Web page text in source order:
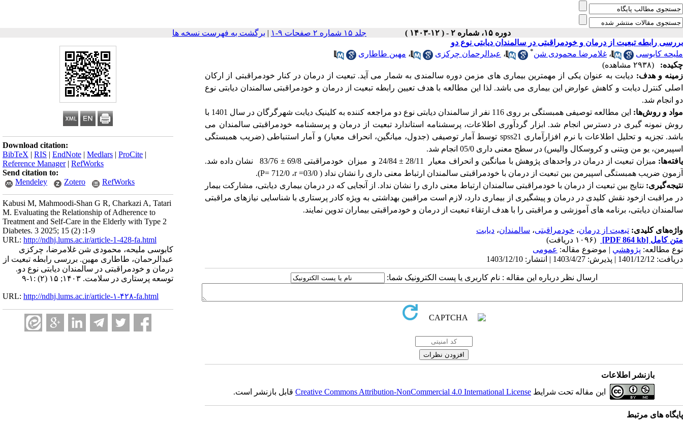
دوره ۱۵، شماره ۲ - ( ۱۲-۱۴۰۳ ) جلد ۱۵ شماره ۲ صفحات ۹-۱ | برگشت به فهرست نسخه ها
Download citation:
BibTeX | RIS | EndNote | Medlars | ProCite |
Reference Manager| RefWorks
Send citation to:
Mendeley
Zotero RefWorks
Kabusi M, Mahmoodi-Shan G R, Charkazi A, Tatari
M. Evaluating the Relationship of Adherence to
Treatment and Self-Care in the Elderly with Type 2
Diabetes. 3 2025; 15 (2) :1-9
URL: http://ndhj.lums.ac.ir/article-1-428-fa.html
کابوسی ملیحه، محمودی شن غلامرضا، چرکزی
عبدالرحمان، طاطاری مهین. بررسی رابطه تبعیت از
درمان و خودمراقبتی در سالمندان دیابتی نوع دو.
توسعه پرستاری در سلامت. ۱۴۰۳; ۱۵ (۲) :۱-۹
URL: http://ndhj.lums.ac.ir/article-۱-۴۲۸-fa.html
بررسی رابطه تبعیت از درمان و خودمراقبتی در سالمندان دیابتی نوع دو
ملیحه کابوسی
، غلامرضا محمودی شن* ، عبدالرحمان چرکزی ، مهین طاطاری
چکیده:
(۲۹۳۸ مشاهده)
زمینه و هدف: دیابت به عنوان یکی از مهمترین بیماری های مزمن دوره سالمندی به شمار می آید. تبعیت از درمان در کنار خودمراقبتی از ارکان
اصلی کنترل دیابت و کاهش عوارض این بیماری می باشد. لذا این مطالعه با هدف تعیین رابطه تبعیت از درمان و خودمراقبتی سالمندان دیابتی نوع
دو انجام شد.
مواد و روش‌ها: این مطالعه توصیفی همبستگی بر روی
116 نفر از سالمندان دیابتی نوع دو مراجعه کننده به کلینیک دیابت شهرگرگان در سال 1401 با
روش نمونه گیری در دسترس انجام شد. ابزار گردآوری اطلاعات، پرسشنامه استاندارد تبعیت از درمان و پرسشنامه خودمراقبتی سالمندان می
باشد. تجزیه و تحلیل اطلاعات با نرم افزارآماری spss21 توسط آمار توصیفی (جدول، میانگین، انحراف معیار) و آمار استنباطی (ضریب همبستگی
اسپیرمن، یو من ویتنی و کروسکال والیس) در سطح معنی داری 05/0 انجام شد.
یافته‌ها: میزان تبعیت از درمان در واحدهای پژوهش با میانگین و انحراف معیار 28/11 ± 24/84 و میزان خودمراقبتی 69/8 ±
83/76 نشان داده شد.
آزمون ضریب همبستگی اسپیرمن بین تبعیت از درمان با خودمراقبتی سالمندان ارتباط معنی داری را نشان نداد ( 03/0
r =، 712/0 P=
).
نتیجه‌گیری: نتایج بین تبعیت از درمان با خودمراقبتی سالمندان ارتباط معنی داری را نشان نداد. از آنجایی که در درمان بیماری دیابتی، مشارکت بیمار
در مراقبت ازخود نقش کلیدی در درمان و پیشگیری از بیماری دارد، لازم است مراقبین بهداشتی به ویژه کادر پرستاری با شناسایی نیازهای مراقبتی
سالمندان دیابتی، برنامه های آموزشی و مراقبتی را با هدف ارتقاء تبعیت از درمان و خودمراقبتی بیماران تدوین نمایند.
واژه‌های کلیدی: تبعیت از درمان، خودمراقبتی، سالمندان، دیابت
متن کامل [PDF 864 kb]
(۱۰۹۶ دریافت)
نوع مطالعه: پژوهشي | موضوع مقاله: عمومى
دریافت: 1401/12/12 | پذیرش: 1403/4/27 | انتشار: 1403/12/10
ارسال نظر درباره این مقاله : نام کاربری یا پست الکترونیک شما:
بازنشر اطلاعات
این مقاله تحت شرایط Creative Commons Attribution-NonCommercial 4.0 International Licenseقابل بازنشر است.
پایگاه های مرتبط